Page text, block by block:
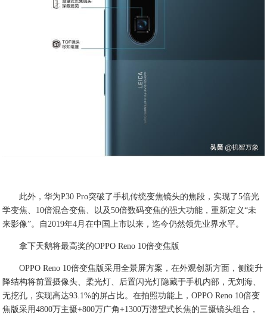
此外，华为P30 Pro突破了手机传统变焦镜头的焦段，实现了5倍光
学变焦、10倍混合变焦、以及50倍数码变焦的强大功能，重新定义“未
来影像”。自2019年4月在中国上市以来，迄今仍然领先业界水平。
拿下天鹅将最高奖的OPPO Reno 10倍变焦版
OPPO Reno 10倍变焦版采用全景屏方案，在外观创新方面，侧旋升
降结构将前置摄像头、柔光灯、后置闪光灯隐藏于手机内部，无刘海、
无挖孔，实现高达93.1%的屏占比。在拍照功能上，OPPO Reno 10倍变
焦版采用4800万主摄+800万广角+1300万潜望式长焦的三摄镜头组合，